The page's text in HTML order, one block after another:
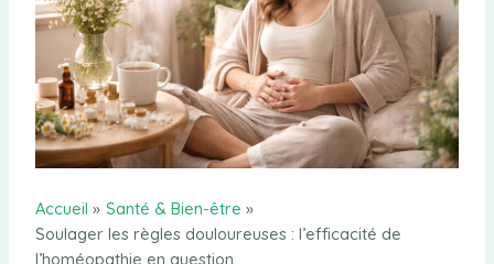
Accueil
Santé & Bien-être
Soulager les règles douloureuses : l’efficacité de
l’homéopathie en question